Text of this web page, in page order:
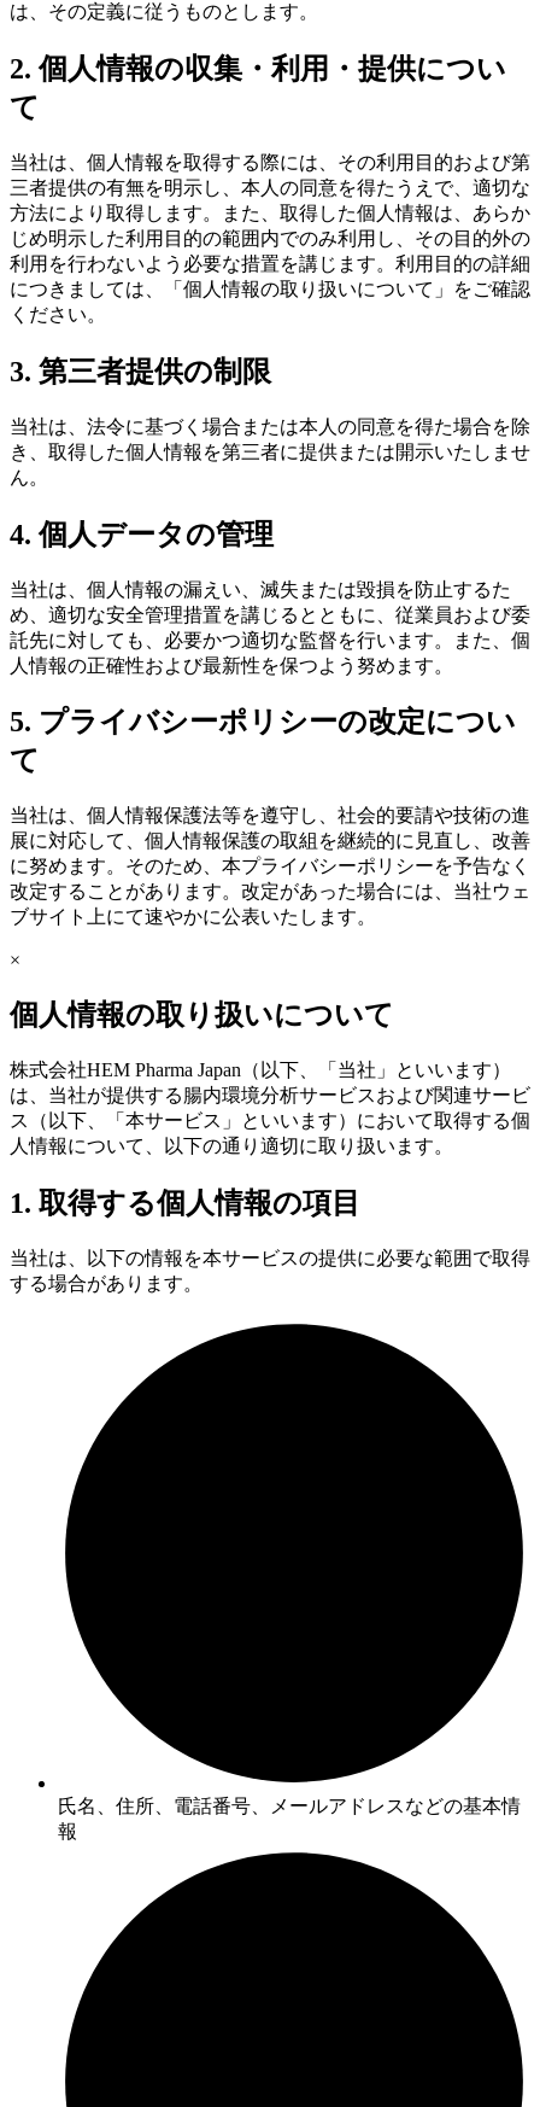
は、その定義に従うものとします。
2. 個人情報の収集・利用・提供につい
て
当社は、個人情報を取得する際には、その利用目的および第
三者提供の有無を明示し、本人の同意を得たうえで、適切な
方法により取得します。また、取得した個人情報は、あらか
じめ明示した利用目的の範囲内でのみ利用し、その目的外の
利用を行わないよう必要な措置を講じます。利用目的の詳細
につきましては、「個人情報の取り扱いについて」をご確認
ください。
3. 第三者提供の制限
当社は、法令に基づく場合または本人の同意を得た場合を除
き、取得した個人情報を第三者に提供または開示いたしませ
ん。
4. 個人データの管理
当社は、個人情報の漏えい、滅失または毀損を防止するた
め、適切な安全管理措置を講じるとともに、従業員および委
託先に対しても、必要かつ適切な監督を行います。また、個
人情報の正確性および最新性を保つよう努めます。
5. プライバシーポリシーの改定につい
て
当社は、個人情報保護法等を遵守し、社会的要請や技術の進
展に対応して、個人情報保護の取組を継続的に見直し、改善
に努めます。そのため、本プライバシーポリシーを予告なく
改定することがあります。改定があった場合には、当社ウェ
ブサイト上にて速やかに公表いたします。
×
個人情報の取り扱いについて
株式会社HEM Pharma Japan（以下、「当社」といいます）
は、当社が提供する腸内環境分析サービスおよび関連サービ
ス（以下、「本サービス」といいます）において取得する個
人情報について、以下の通り適切に取り扱います。
1. 取得する個人情報の項目
当社は、以下の情報を本サービスの提供に必要な範囲で取得
する場合があります。
氏名、住所、電話番号、メールアドレスなどの基本情
報